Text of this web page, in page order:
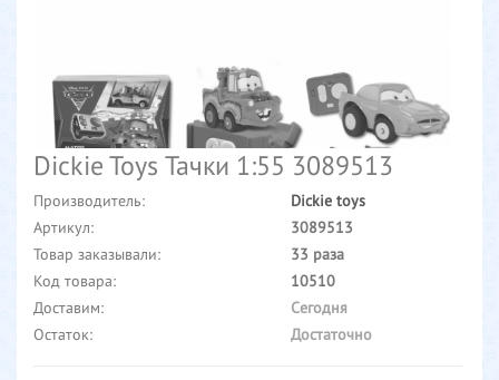
Dickie Toys Тачки 1:55 3089513
Производитель:
Dickie toys
Артикул:
3089513
Товар заказывали:
33 раза
Код товара:
10510
Доставим:
Сегодня
Остаток:
Достаточно